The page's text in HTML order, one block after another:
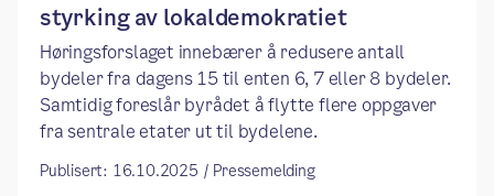
styrking av lokaldemokratiet
Høringsforslaget innebærer å redusere antall
bydeler fra dagens 15 til enten 6, 7 eller 8 bydeler.
Samtidig foreslår byrådet å flytte flere oppgaver
fra sentrale etater ut til bydelene.
Publisert: 16.10.2025 / Pressemelding